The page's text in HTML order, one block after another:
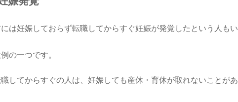
は妊娠しておらず転職してからすぐ妊娠が発覚したという人もい
の一つです。
してからすぐの人は、妊娠しても産休・育休が取れないことがあ